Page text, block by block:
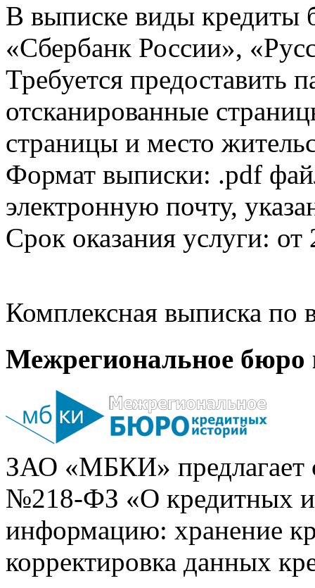
В выписке виды кредиты
«Сбербанк России»,
Требуется предоставить
отсканированные
страницы и место
Формат выписки: .pdf
электронную почту,
Срок оказания услуги: от
Комплексная выписка
Межрегиональное бюро
ЗАО «МБКИ» предлагает
№218-ФЗ «О кредитных
информацию: хранение
корректировка данных